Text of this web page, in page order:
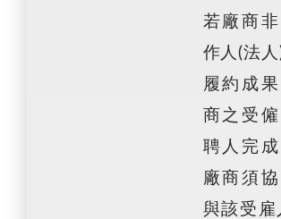
若廠商
作人(法
履約成
商之受
聘人完成
廠商須
與該受雇